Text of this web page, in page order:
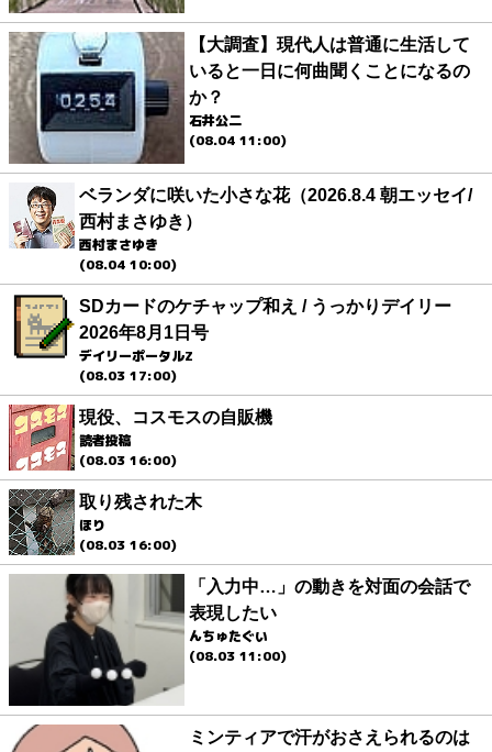
【大調査】現代人は普通に生活して
いると一日に何曲聞くことになるの
か？
石井公二
(08.04 11:00)
ベランダに咲いた小さな花（2026.8.4 朝エッセイ/
西村まさゆき）
西村まさゆき
(08.04 10:00)
SDカードのケチャップ和え / うっかりデイリー
2026年8月1日号
デイリーポータルZ
(08.03 17:00)
現役、コスモスの自販機
読者投稿
(08.03 16:00)
取り残された木
ほり
(08.03 16:00)
「入力中…」の動きを対面の会話で
表現したい
んちゅたぐい
(08.03 11:00)
ミンティアで汗がおさえられるのは